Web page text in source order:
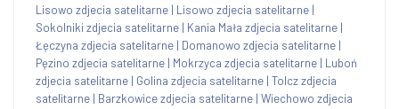
Lisowo zdjecia satelitarne | Lisowo zdjecia satelitarne |
Sokolniki zdjecia satelitarne | Kania Mała zdjecia satelitarne |
Łęczyna zdjecia satelitarne | Domanowo zdjecia satelitarne |
Pęzino zdjecia satelitarne | Mokrzyca zdjecia satelitarne | Luboń
zdjecia satelitarne | Golina zdjecia satelitarne | Tolcz zdjecia
satelitarne | Barzkowice zdjecia satelitarne | Wiechowo zdjecia